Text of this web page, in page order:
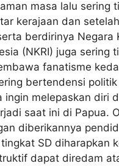
masa lalu sering
kerajaan dan setelah
berdirinya Negara
(NKRI) juga sering
fanatisme
bertendensi
ingin melepaskan diri
saat ini di Papua.
diberikannya
SD diharapkan
dapat diredam